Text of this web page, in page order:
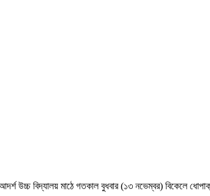
উচ্চ বিদ্যালয় মাঠে গতকাল বুধবার (১৩ নভেম্বর) বিকেলে